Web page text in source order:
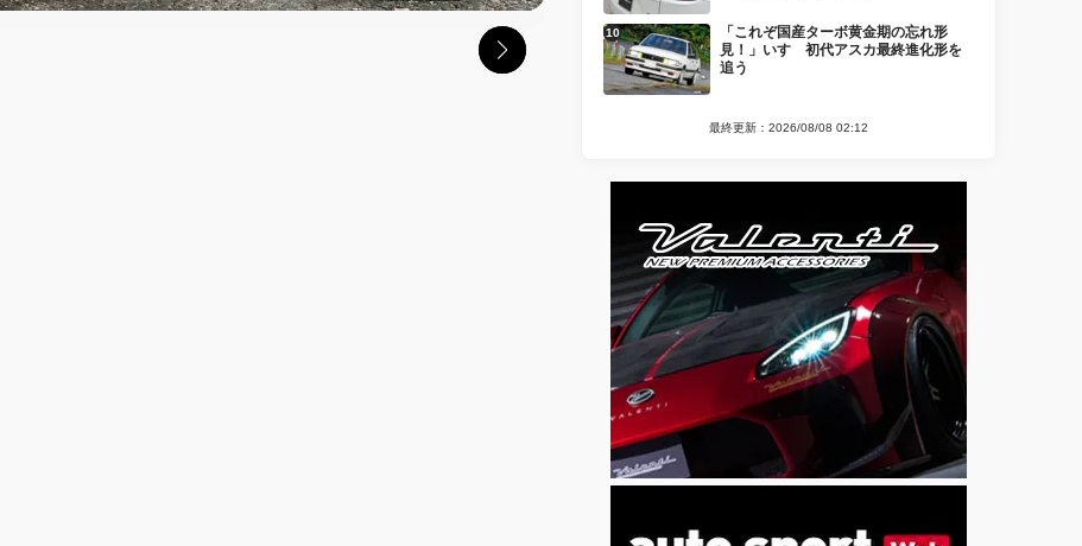
「これぞ国産ターボ黄金期の忘れ形
見！」いすゞ初代アスカ最終進化形を
追う
最終更新：2026/08/08 02:12